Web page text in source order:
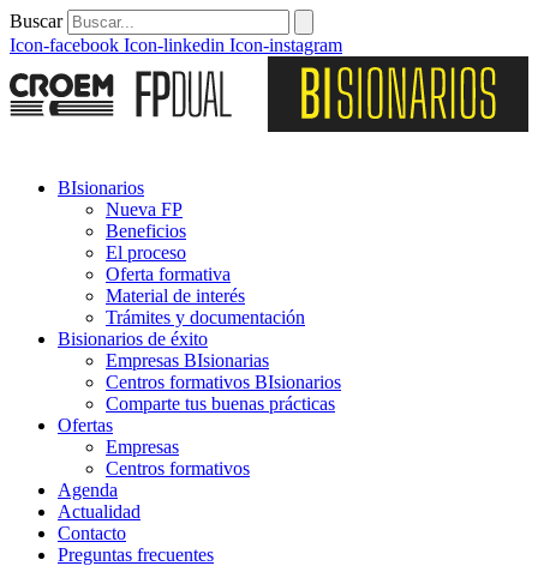
Buscar
Icon-facebook Icon-linkedin Icon-instagram
BIsionarios
Nueva FP
Beneficios
El proceso
Oferta formativa
Material de interés
Trámites y documentación
Bisionarios de éxito
Empresas BIsionarias
Centros formativos BIsionarios
Comparte tus buenas prácticas
Ofertas
Empresas
Centros formativos
Agenda
Actualidad
Contacto
Preguntas frecuentes